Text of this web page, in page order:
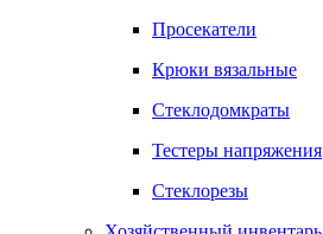
Просекатели
Крюки вязальные
Стеклодомкраты
Тестеры напряжения
Стеклорезы